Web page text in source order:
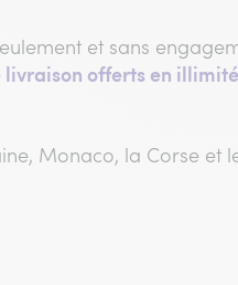
et sans
livraison offerts en illimité
Monaco, la Corse et